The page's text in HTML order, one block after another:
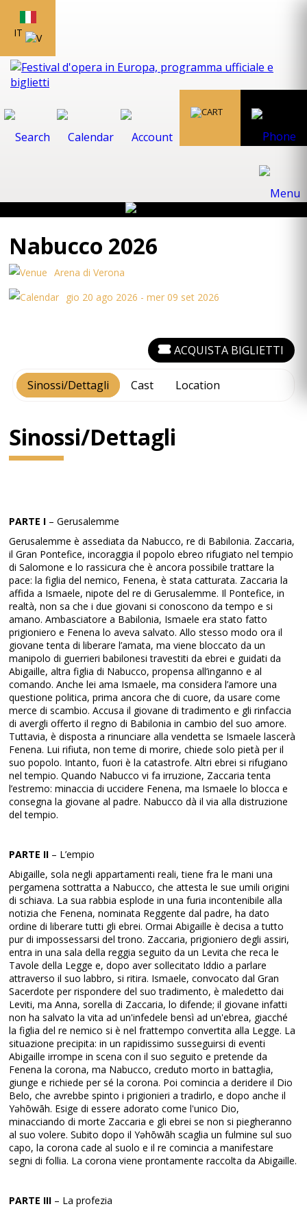
IT
Nabucco 2026
Arena di Verona
gio 20 ago 2026 - mer 09 set 2026
Sinossi/Dettagli Cast Location
ACQUISTA BIGLIETTI
Sinossi/Dettagli
PARTE I – Gerusalemme
Gerusalemme è assediata da Nabucco, re di Babilonia. Zaccaria,
il Gran Pontefice, incoraggia il popolo ebreo rifugiato nel tempio
di Salomone e lo rassicura che è ancora possibile trattare la
pace: la figlia del nemico, Fenena, è stata catturata. Zaccaria la
affida a Ismaele, nipote del re di Gerusalemme. Il Pontefice, in
realtà, non sa che i due giovani si conoscono da tempo e si
amano. Ambasciatore a Babilonia, Ismaele era stato fatto
prigioniero e Fenena lo aveva salvato. Allo stesso modo ora il
giovane tenta di liberare l’amata, ma viene bloccato da un
manipolo di guerrieri babilonesi travestiti da ebrei e guidati da
Abigaille, altra figlia di Nabucco, propensa all’inganno e al
comando. Anche lei ama Ismaele, ma considera l’amore una
questione politica, prima ancora che di cuore, da usare come
merce di scambio. Accusa il giovane di tradimento e gli rinfaccia
di avergli offerto il regno di Babilonia in cambio del suo amore.
Tuttavia, è disposta a rinunciare alla vendetta se Ismaele lascerà
Fenena. Lui rifiuta, non teme di morire, chiede solo pietà per il
suo popolo. Intanto, fuori è la catastrofe. Altri ebrei si rifugiano
nel tempio. Quando Nabucco vi fa irruzione, Zaccaria tenta
l’estremo: minaccia di uccidere Fenena, ma Ismaele lo blocca e
consegna la giovane al padre. Nabucco dà il via alla distruzione
del tempio.
PARTE II – L’empio
Abigaille, sola negli appartamenti reali, tiene fra le mani una
pergamena sottratta a Nabucco, che attesta le sue umili origini
di schiava. La sua rabbia esplode in una furia incontenibile alla
notizia che Fenena, nominata Reggente dal padre, ha dato
ordine di liberare tutti gli ebrei. Ormai Abigaille è decisa a tutto
pur di impossessarsi del trono. Zaccaria, prigioniero degli assiri,
entra in una sala della reggia seguito da un Levita che reca le
Tavole della Legge e, dopo aver sollecitato Iddio a parlare
attraverso il suo labbro, si ritira. Ismaele, convocato dal Gran
Sacerdote per rispondere del suo tradimento, è maledetto dai
Leviti, ma Anna, sorella di Zaccaria, lo difende; il giovane infatti
non ha salvato la vita ad un'infedele bensì ad un'ebrea, giacché
la figlia del re nemico si è nel frattempo convertita alla Legge. La
situazione precipita: in un rapidissimo susseguirsi di eventi
Abigaille irrompe in scena con il suo seguito e pretende da
Fenena la corona, ma Nabucco, creduto morto in battaglia,
giunge e richiede per sé la corona. Poi comincia a deridere il Dio
Belo, che avrebbe spinto i prigionieri a tradirlo, e dopo anche il
Yəhōwāh. Esige di essere adorato come l'unico Dio,
minacciando di morte Zaccaria e gli ebrei se non si piegheranno
al suo volere. Subito dopo il Yəhōwāh scaglia un fulmine sul suo
capo, la corona cade al suolo e il re comincia a manifestare
segni di follia. La corona viene prontamente raccolta da Abigaille.
PARTE III – La profezia